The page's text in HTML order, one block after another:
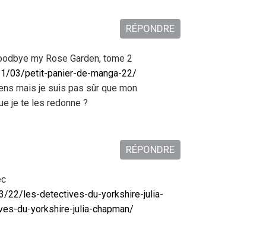
my Rose Garden, tome 2
03/petit-panier-de-manga-22/
mais je suis pas sûr que mon
je te les redonne ?
RÉPONDRE
22/les-detectives-du-yorkshire-julia-
du-yorkshire-julia-chapman/
RÉPONDRE